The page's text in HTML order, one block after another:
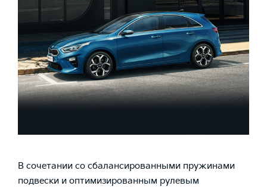
В сочетании со сбалансированными пружинами
подвески и оптимизированным рулевым